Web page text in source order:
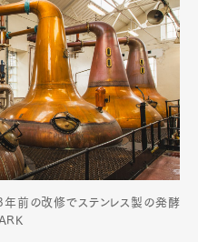
3年前の改修でステンレス製の発酵